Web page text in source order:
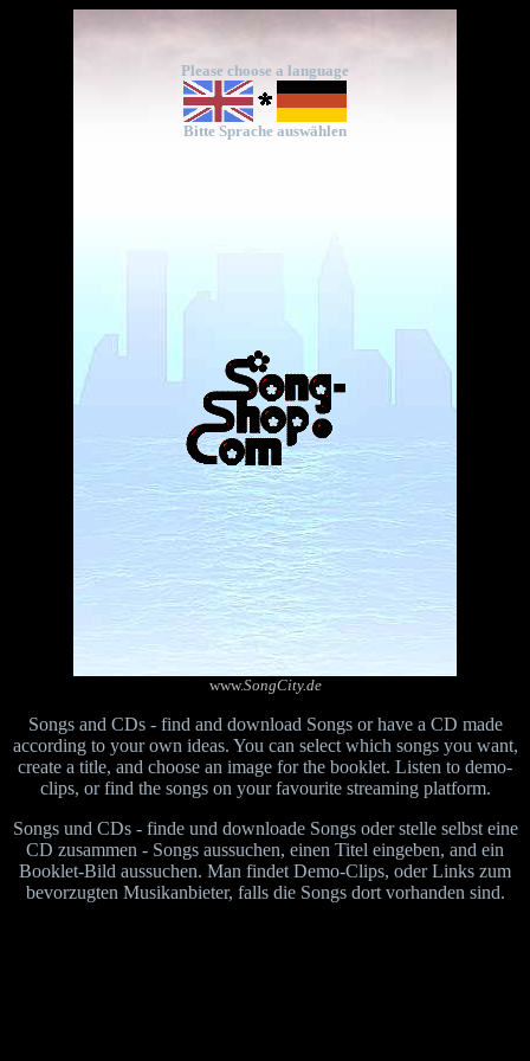
Please choose a language
Bitte Sprache auswählen
www.SongCity.de
Songs and CDs - find and download Songs or have a CD made
according to your own ideas. You can select which songs you want,
create a title, and choose an image for the booklet. Listen to demo-
clips, or find the songs on your favourite streaming platform.
Songs und CDs - finde und downloade Songs oder stelle selbst eine
CD zusammen - Songs aussuchen, einen Titel eingeben, and ein
Booklet-Bild aussuchen. Man findet Demo-Clips, oder Links zum
bevorzugten Musikanbieter, falls die Songs dort vorhanden sind.